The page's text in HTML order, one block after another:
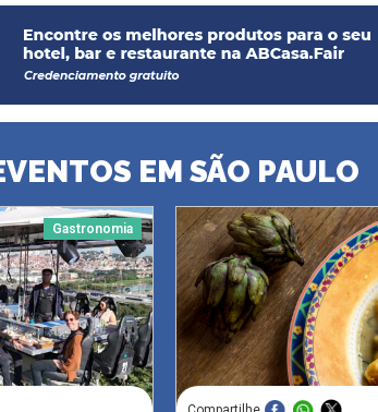
EM SÃO PAULO
Gastronomia